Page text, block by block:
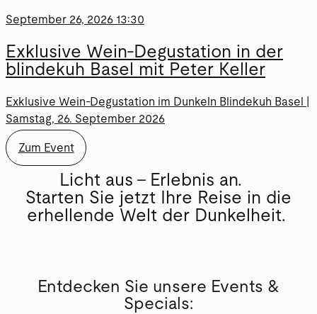
September 26, 2026 13:30
Exklusive Wein-Degustation in der
blindekuh Basel mit Peter Keller
Exklusive Wein-Degustation im Dunkeln Blindekuh Basel |
Samstag, 26. September 2026
Zum Event
Licht aus – Erlebnis an.
Starten Sie jetzt Ihre Reise in die
erhellende Welt der Dunkelheit.
Entdecken Sie unsere Events &
Specials: